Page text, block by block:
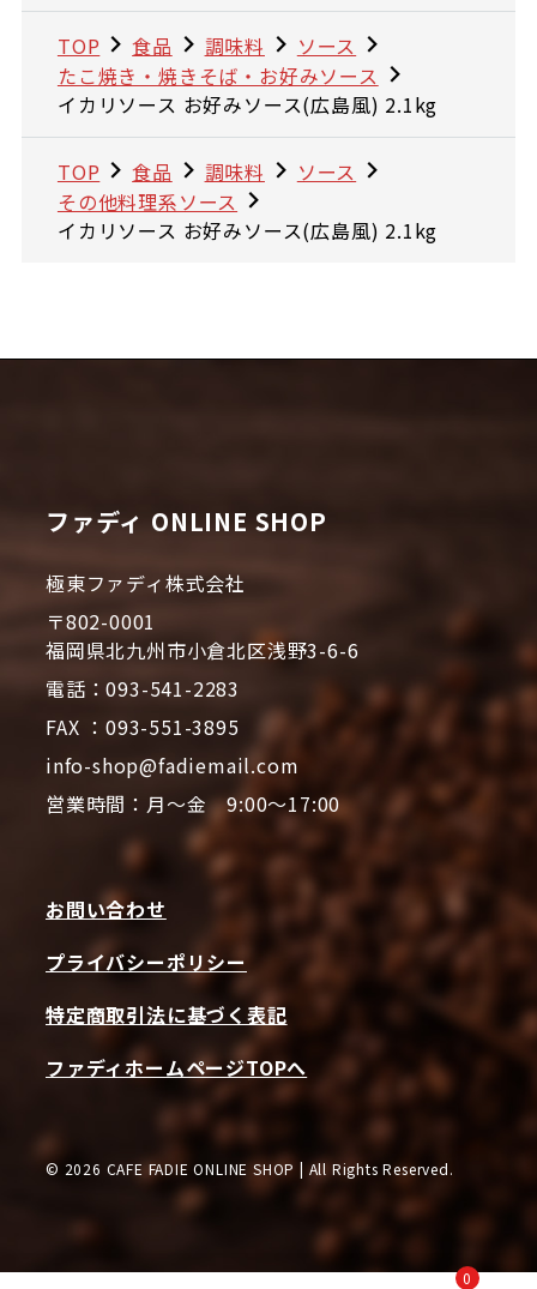
0
TOP 食品 調味料
ソース
たこ焼き・焼きそば・お好みソース
イカリソース お好みソース(広島風) 2.1kg
TOP 食品 調味料
ソース
その他料理系ソース
イカリソース お好みソース(広島風) 2.1kg
ファディ ONLINE SHOP
極東ファディ株式会社
〒802-0001
福岡県北九州市小倉北区浅野3-6-6
電話：093-541-2283
FAX ：093-551-3895
info-shop@fadiemail.com
営業時間：月～金 9:00～17:00
お問い合わせ
プライバシーポリシー
特定商取引法に基づく表記
ファディホームページTOPへ
© 2026 CAFE FADIE ONLINE SHOP | All Rights Reserved.